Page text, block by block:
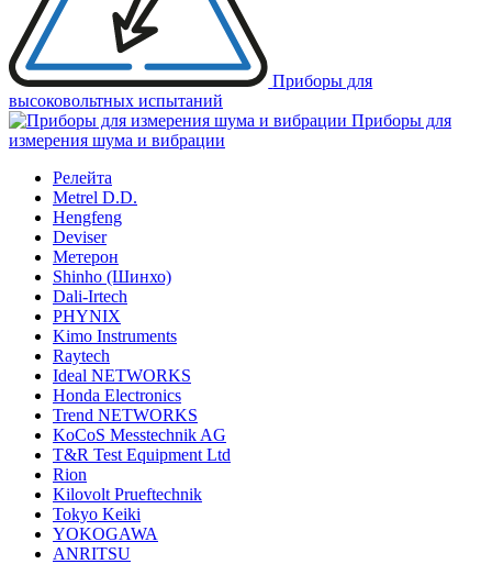
Приборы для
высоковольтных испытаний
Приборы для
измерения шума и вибрации
Релейта
Metrel D.D.
Hengfeng
Deviser
Метерон
Shinho (Шинхо)
Dali-Irtech
PHYNIX
Kimo Instruments
Raytech
Ideal NETWORKS
Honda Electronics
Trend NETWORKS
KoCoS Messtechnik AG
T&R Test Equipment Ltd
Rion
Kilovolt Prueftechnik
Tokyo Keiki
YOKOGAWA
ANRITSU